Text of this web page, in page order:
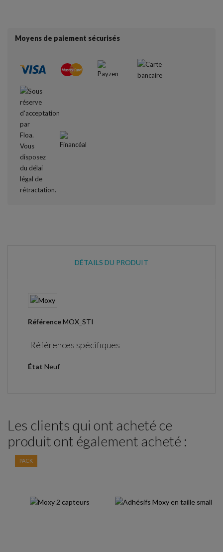
Moyens de paiement sécurisés
DÉTAILS DU PRODUIT
RéférenceMOX_STI
Références spécifiques
État Neuf
Les clients qui ont acheté ce
produit ont également acheté :
PACK